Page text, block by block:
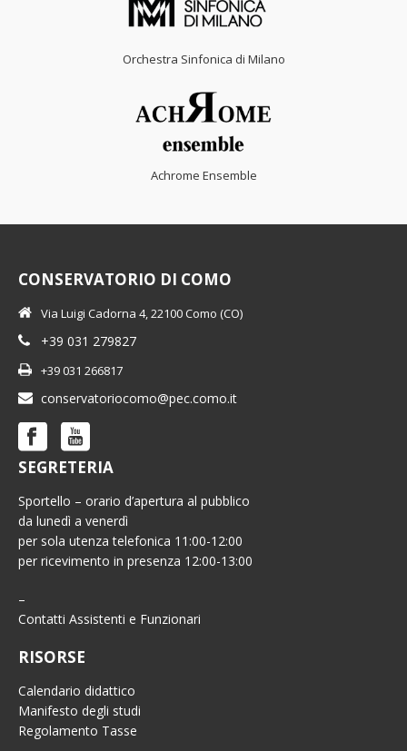
Orchestra Sinfonica di Milano
Achrome Ensemble
CONSERVATORIO DI COMO
Via Luigi Cadorna 4, 22100 Como (CO)
+39 031 279827
+39 031 266817
conservatoriocomo@pec.como.it
SEGRETERIA
Sportello – orario d’apertura al pubblico
da lunedì a venerdì
per sola utenza telefonica 11:00-12:00
per ricevimento in presenza 12:00-13:00
–
Contatti Assistenti e Funzionari
RISORSE
Calendario didattico
Manifesto degli studi
Regolamento Tasse